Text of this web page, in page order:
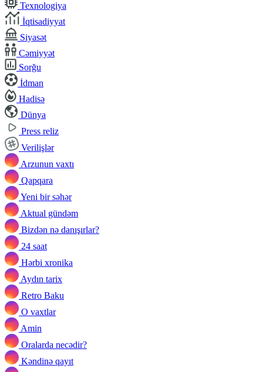
Texnologiya
İqtisadiyyat
Siyasət
Cəmiyyət
Sorğu
İdman
Hadisə
Dünya
Press reliz
Verilişlər
Arzunun vaxtı
Qapqara
Yeni bir səhər
Aktual gündəm
Bizdən nə danışırlar?
24 saat
Hərbi xronika
Aydın tarix
Retro Baku
O vaxtlar
Amin
Oralarda necədir?
Kəndinə qayıt